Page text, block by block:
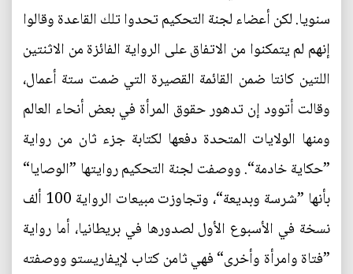
سنويا. لكن أعضاء لجنة التحكيم تحدوا تلك القاعدة وقالوا
إنهم لم يتمكنوا من الاتفاق على الرواية الفائزة من الاثنتين
اللتين كانتا ضمن القائمة القصيرة التي ضمت ستة أعمال،
وقالت أتوود إن تدهور حقوق المرأة في بعض أنحاء العالم
ومنها الولايات المتحدة دفعها لكتابة جزء ثان من رواية
”حكاية خادمة“. ووصفت لجنة التحكيم روايتها ”الوصايا“
بأنها ”شرسة وبديعة“، وتجاوزت مبيعات الرواية 100 ألف
نسخة في الأسبوع الأول لصدورها في بريطانيا، أما رواية
”فتاة وامرأة وأخرى“ فهي ثامن كتاب لإيفاريستو ووصفته